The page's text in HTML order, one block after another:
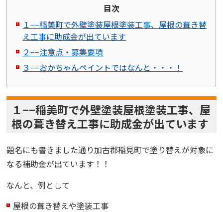
目次
１−−稲美町で外壁塗装屋根塗装工事、屋根の葺き替
え工事に助成金が出ています
２−−注意点・募集要項
３−−おかちゃんペイントではなんと・・・！
１−−稲美町で外壁塗装屋根塗装工事、屋
根の葺き替え工事に助成金が出ています
題名にも書きました通り加古郡稲見町で塗り替えが対象に
なる補助金が出ています！！
なんと、例として
屋根の葺き替えや塗装工事